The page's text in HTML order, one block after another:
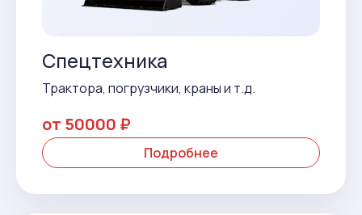
Спецтехника
Трактора, погрузчики, краны и т.д.
от 50000 ₽
Подробнее